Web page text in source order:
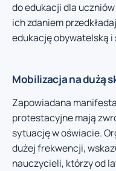
do edukacji dla
ich zdaniem
edukację obywatelską i
Mobilizacja na dużą
Zapowiadana
protestacyjne mają
sytuację w oświacie.
dużej frekwencji,
nauczycieli, którzy od